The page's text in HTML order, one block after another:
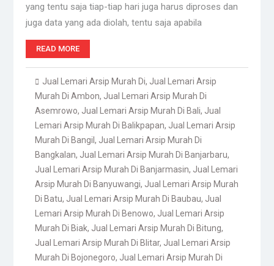
yang tentu saja tiap-tiap hari juga harus diproses dan
juga data yang ada diolah, tentu saja apabila
READ MORE
Jual Lemari Arsip Murah Di, Jual Lemari Arsip
Murah Di Ambon, Jual Lemari Arsip Murah Di
Asemrowo, Jual Lemari Arsip Murah Di Bali, Jual
Lemari Arsip Murah Di Balikpapan, Jual Lemari Arsip
Murah Di Bangil , Jual Lemari Arsip Murah Di
Bangkalan, Jual Lemari Arsip Murah Di Banjarbaru,
Jual Lemari Arsip Murah Di Banjarmasin, Jual Lemari
Arsip Murah Di Banyuwangi, Jual Lemari Arsip Murah
Di Batu, Jual Lemari Arsip Murah Di Baubau, Jual
Lemari Arsip Murah Di Benowo, Jual Lemari Arsip
Murah Di Biak, Jual Lemari Arsip Murah Di Bitung,
Jual Lemari Arsip Murah Di Blitar, Jual Lemari Arsip
Murah Di Bojonegoro, Jual Lemari Arsip Murah Di